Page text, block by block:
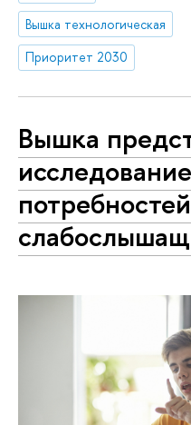
Вышка технологическая
Приоритет 2030
Вышка
исследование